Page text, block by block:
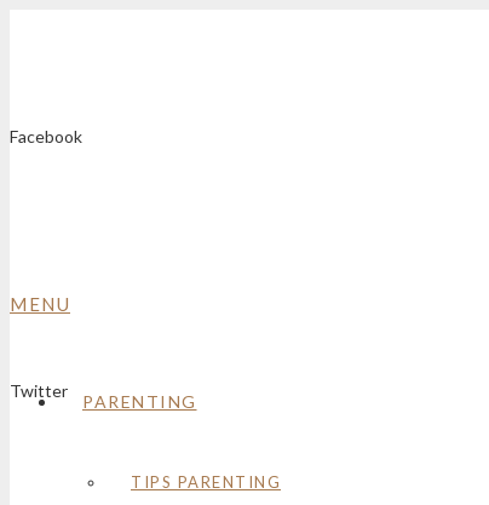
Facebook
Twitter
MENU
PARENTING
TIPS PARENTING